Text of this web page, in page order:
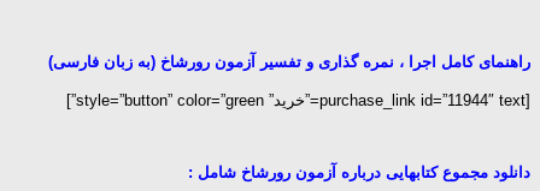
راهنمای کامل اجرا ، نمره گذاری و تفسیر آزمون رورشاخ (به زبان فارسی)
[purchase_link id=”11944″ text=”خرید” style=”button” color=”green”]
دانلود مجموع کتابهایی درباره آزمون رورشاخ شامل :